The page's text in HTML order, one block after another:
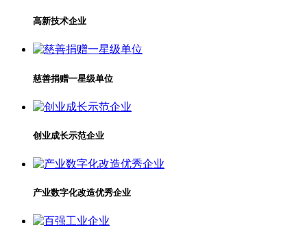
高新技术企业
慈善捐赠一星级单位
创业成长示范企业
产业数字化改造优秀企业